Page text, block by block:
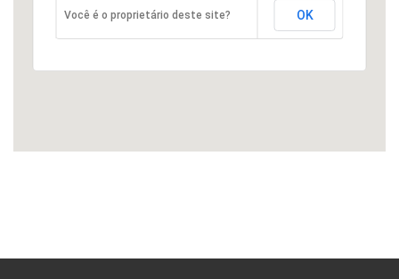
Você é o proprietário deste site? OK